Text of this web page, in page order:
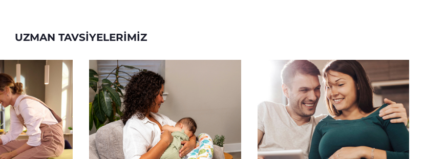
UZMAN TAVSIYELERIMIZ